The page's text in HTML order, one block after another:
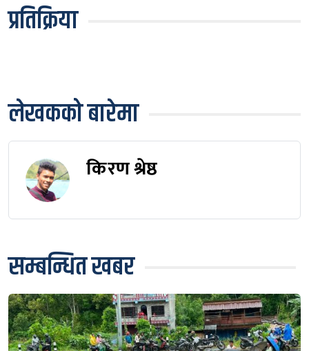
प्रतिक्रिया
लेखकको बारेमा
किरण श्रेष्ठ
सम्बन्धित खबर